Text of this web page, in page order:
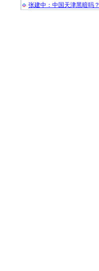
张建中：中国天津黑暗吗？